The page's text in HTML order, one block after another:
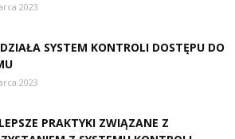
2023
SYSTEM KONTROLI DOSTĘPU DO
2023
PRAKTYKI ZWIĄZANE Z